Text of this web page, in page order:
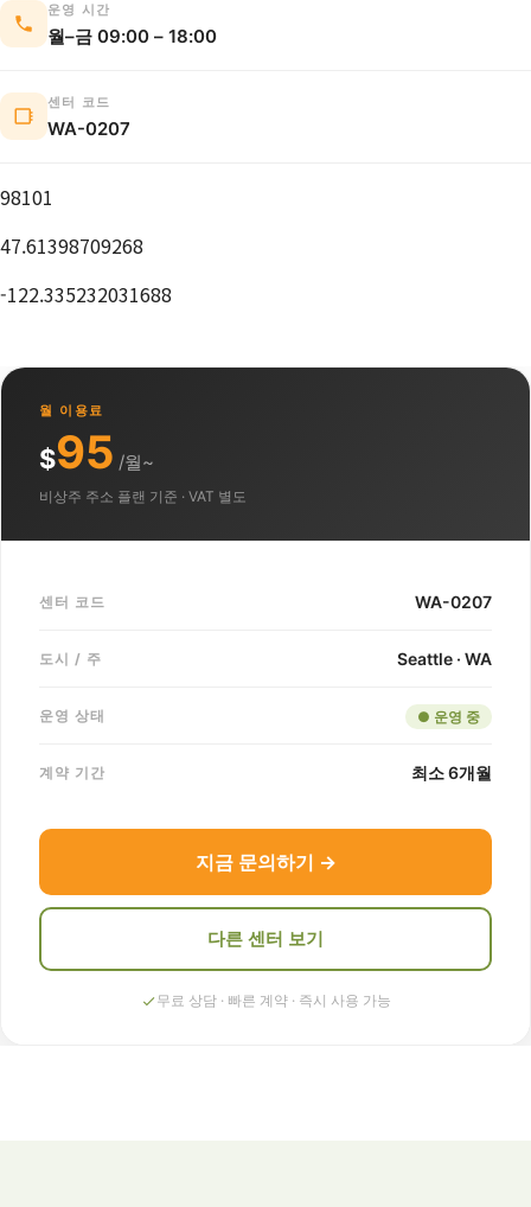
운영 시간
월–금 09:00 – 18:00
센터 코드
WA-0207
98101
47.61398709268
-122.335232031688
월 이용료
$95 /월~
비상주 주소 플랜 기준 · VAT 별도
센터 코드 WA-0207
도시 / 주 Seattle · WA
운영 상태 ● 운영 중
계약 기간 최소 6개월
지금 문의하기 →
다른 센터 보기
무료 상담 · 빠른 계약 · 즉시 사용 가능